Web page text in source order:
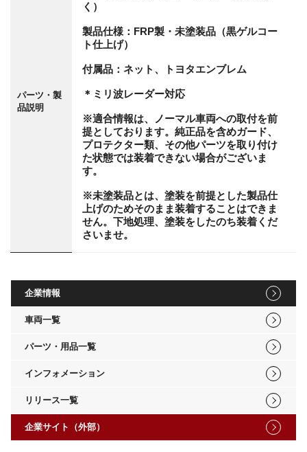
パーツ・製
品説明
く）
製品仕様：FRP製・未塗装品（黒ゲルコー
ト仕上げ）
付属品：ネット、トヨタエンブレム
＊ミリ波レーダー対応
※適合情報は、ノーマル車両への取付を前
提としております。純正品を含めガード、
プロテクター類、その他パーツを取り付け
た状態では装着できない場合がございま
す。
※未塗装品とは、塗装を前提とした製品仕
上げのためそのまま装着することはできま
せん。下地処理、塗装をしたのち装着くだ
さいませ。
企業情報
車両一覧
パーツ・用品一覧
インフォメーション
リリース一覧
企業サイト（外部）